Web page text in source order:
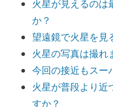
火星が見えるのは
か？
望遠鏡で火星を見
火星の写真は撮れ
今回の接近もスー
火星が普段より近
すか？